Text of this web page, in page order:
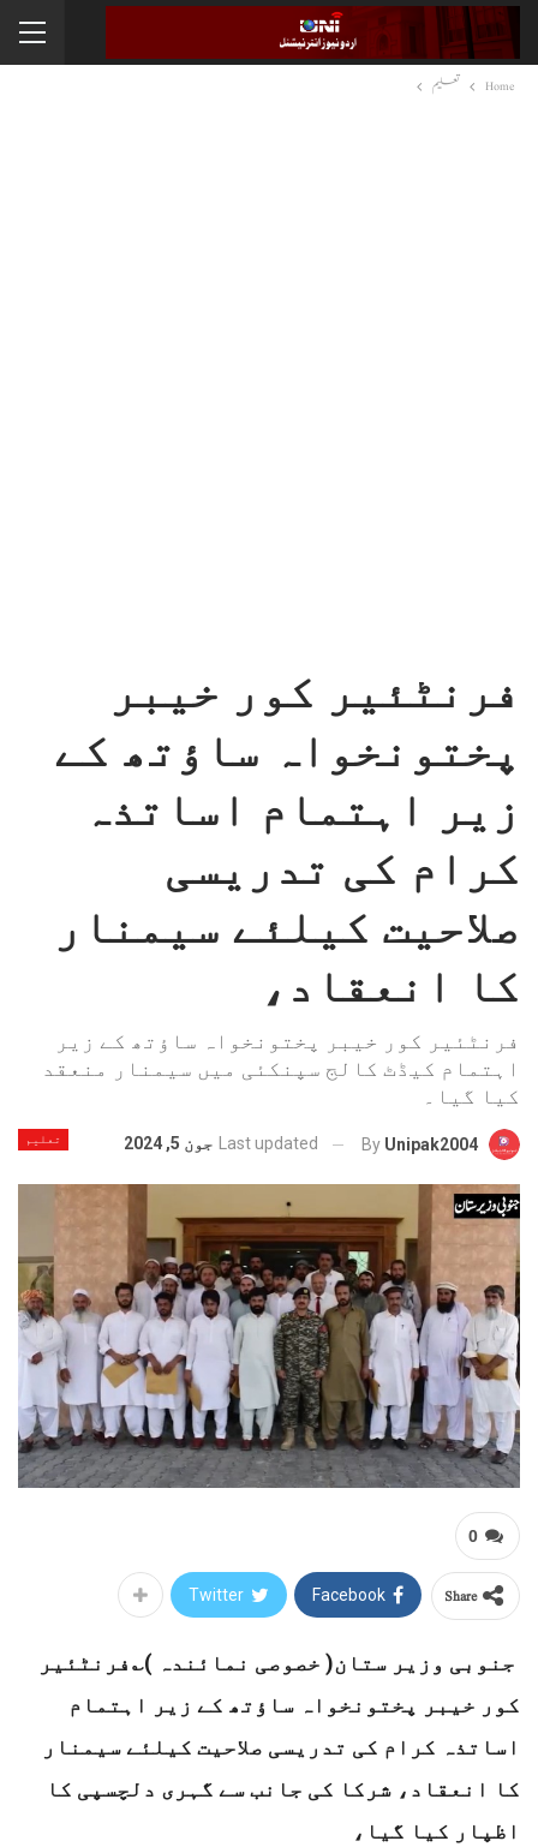
Home تعلیم
فرنٹئیر کور خیبر
پختونخواہ ساؤتھ کے
زیر اہتمام اساتذہ
کرام کی تدریسی
صلاحیت کیلئے سیمنار
کا انعقاد،
فرنٹئیر کور خیبر پختونخواہ ساؤتھ کے زیر
اہتمام کیڈٹ کالج سپنکئی میں سیمنار منعقد
کیا گیا۔
تعلیم By Unipak2004
Last updated جون 5, 2024
0
Share
Facebook
Twitter
جنوبی وزیر ستان( خصوصی نمائندہ )؎فرنٹئیر
کور خیبر پختونخواہ ساؤتھ کے زیر اہتمام
اساتذہ کرام کی تدریسی صلاحیت کیلئے سیمنار
کا انعقاد، شرکا کی جانب سے گہری دلچسپی کا
اظپار کیا گیا،